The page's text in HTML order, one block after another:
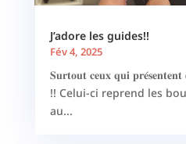
J’adore les guides!!
Fév 4, 2025
𝐒𝐮𝐫𝐭𝐨𝐮𝐭 𝐜𝐞𝐮𝐱 𝐪𝐮𝐢
!! Celui-ci reprend les
au...